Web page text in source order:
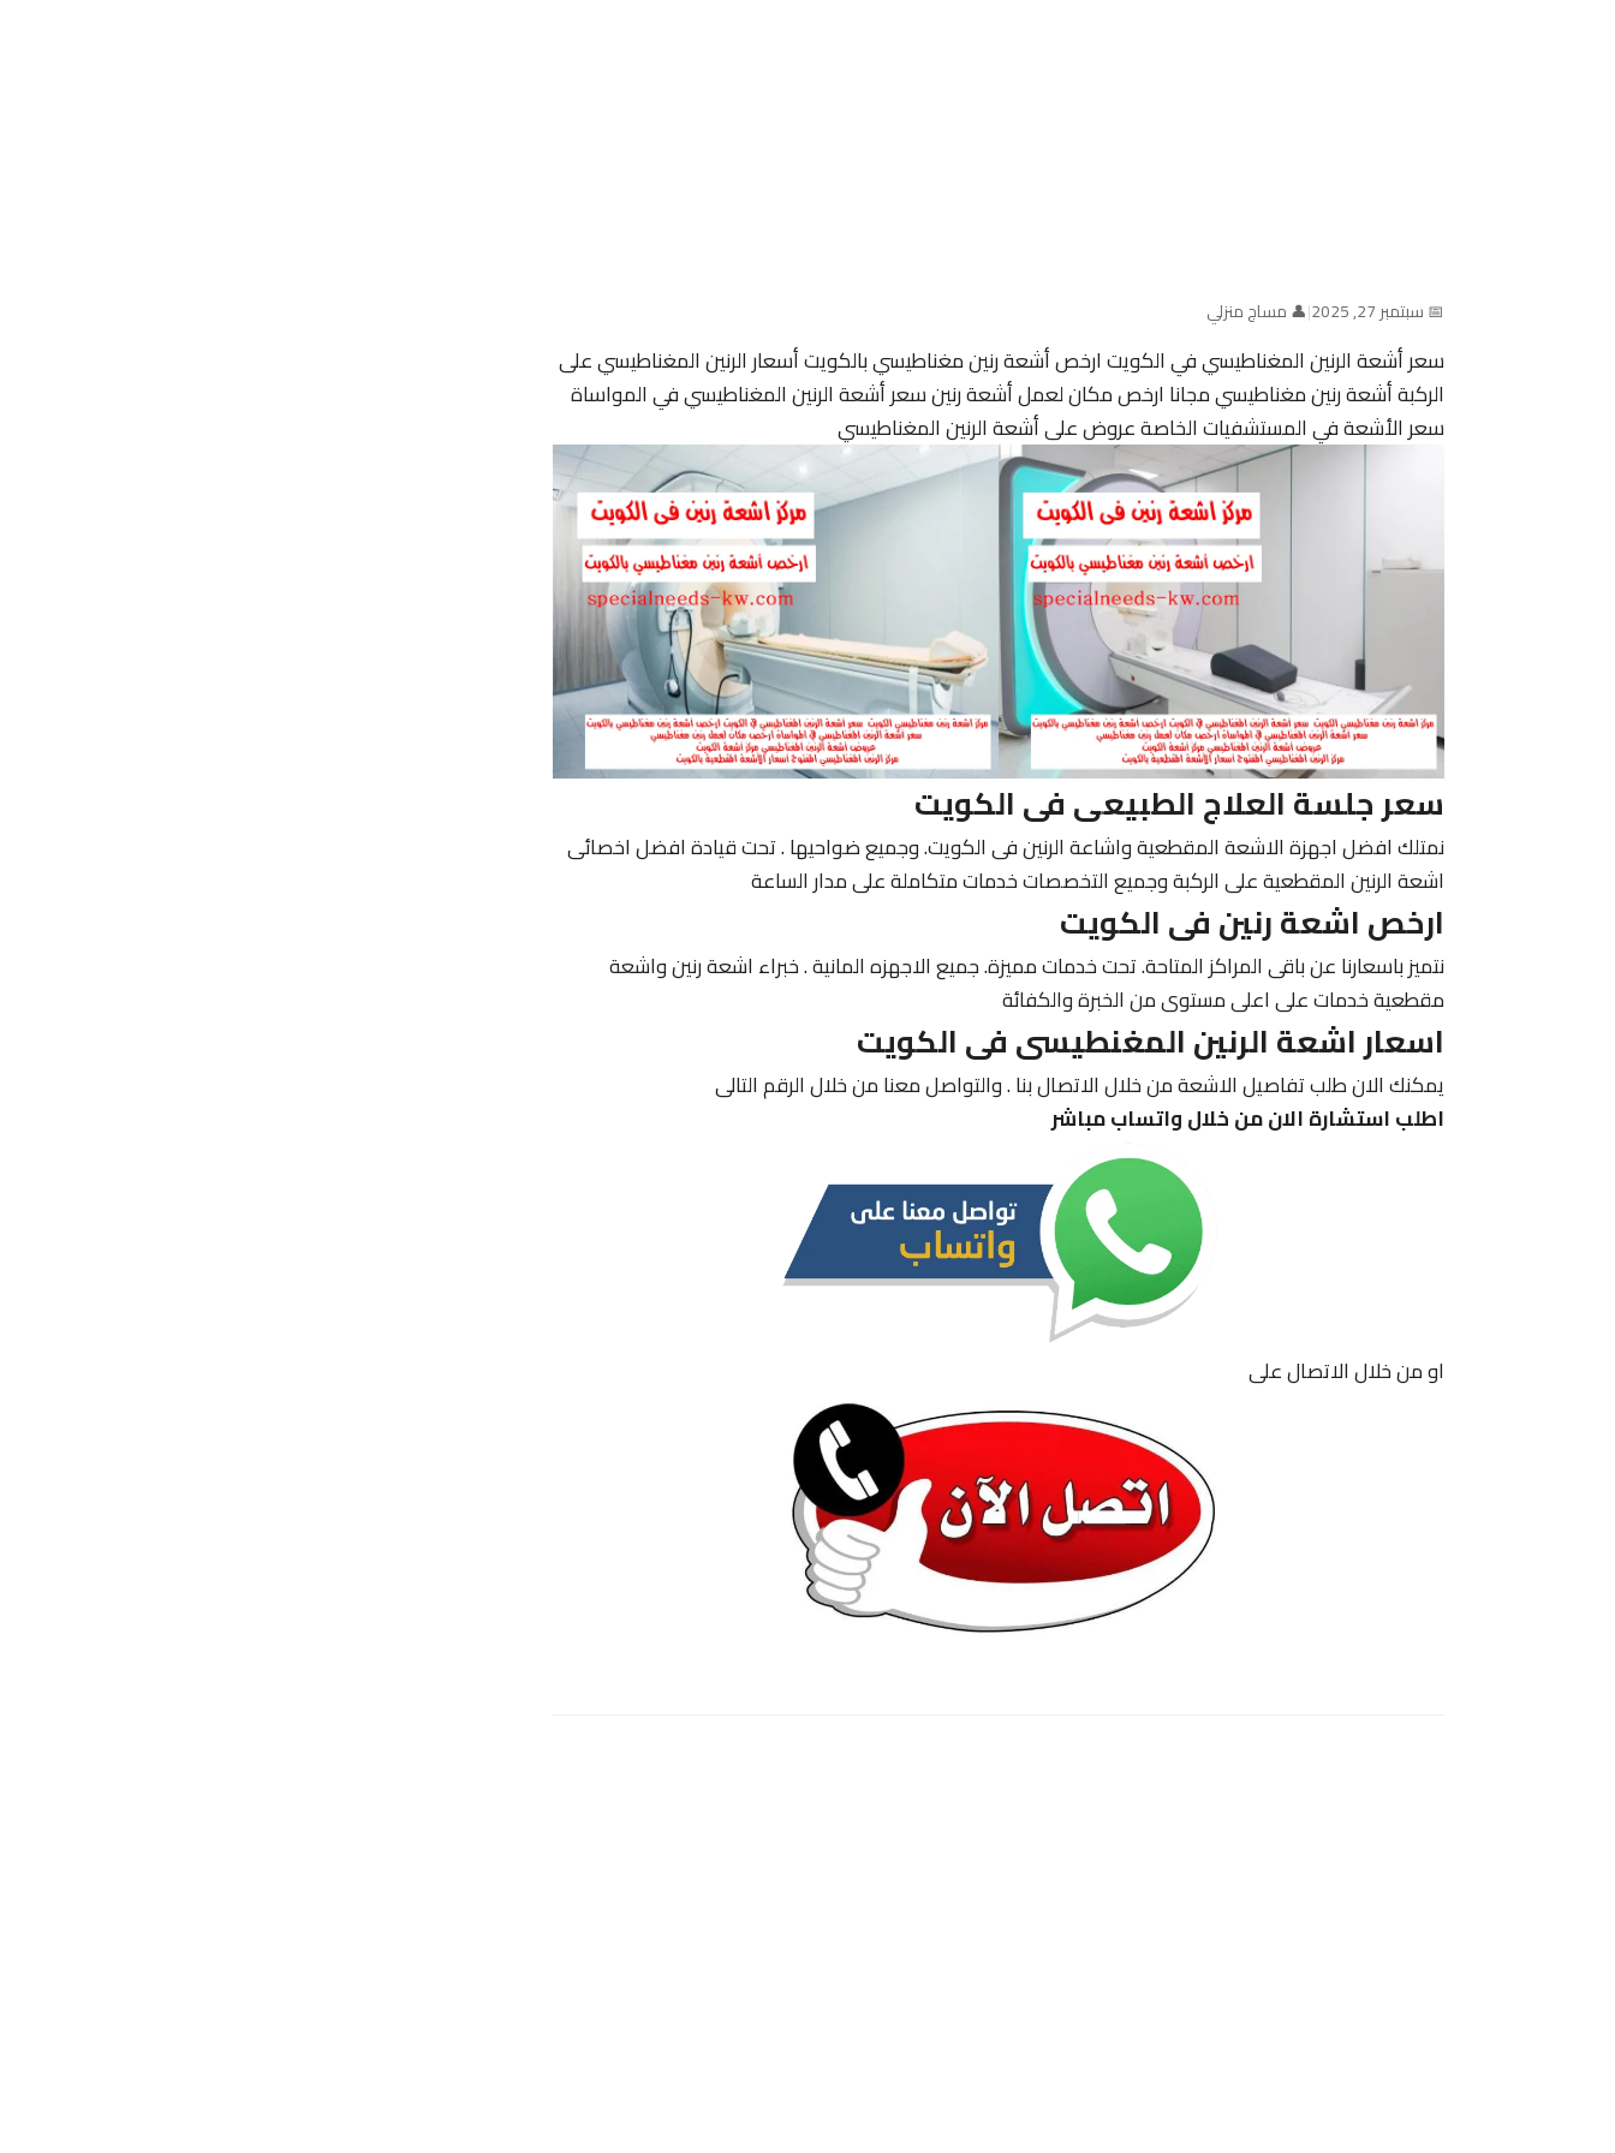
📅 سبتمبر 27, 2025 |👤 مساج منزلي
سعر أشعة الرنين المغناطيسي في الكويت ارخص أشعة رنين مغناطيسي بالكويت أسعار الرنين المغناطيسي على
الركبة أشعة رنين مغناطيسي مجانا ارخص مكان لعمل أشعة رنين سعر أشعة الرنين المغناطيسي في المواساة
سعر الأشعة في المستشفيات الخاصة عروض على أشعة الرنين المغناطيسي
سعر جلسة العلاج الطبيعى فى الكويت
نمتلك افضل اجهزة الاشعة المقطعية واشاعة الرنين فى الكويت. وجميع ضواحيها . تحت قيادة افضل اخصائى
اشعة الرنين المقطعية على الركبة وجميع التخصصات خدمات متكاملة على مدار الساعة
ارخص اشعة رنين فى الكويت
نتميز باسعارنا عن باقى المراكز المتاحة. تحت خدمات مميزة. جميع الاجهزه المانية . خبراء اشعة رنين واشعة
مقطعية خدمات على اعلى مستوى من الخبرة والكفائة
اسعار اشعة الرنين المغنطيسى فى الكويت
يمكنك الان طلب تفاصيل الاشعة من خلال الاتصال بنا . والتواصل معنا من خلال الرقم التالى
اطلب استشارة الان من خلال واتساب مباشر
او من خلال الاتصال على